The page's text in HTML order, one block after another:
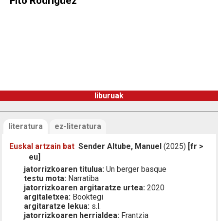
liburuak
literatura ez-literatura
Euskal artzain bat Sender Altube, Manuel (2025) [fr >
eu]
jatorrizkoaren titulua: Un berger basque
testu mota: Narratiba
jatorrizkoaren argitaratze urtea: 2020
argitaletxea: Booktegi
argitaratze lekua: s.l.
jatorrizkoaren herrialdea: Frantzia